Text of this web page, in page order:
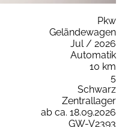
Pkw
Geländewagen
Jul / 2026
Automatik
10 km
5
Schwarz
Zentrallager
ab ca. 18.09.2026
GW-V2393